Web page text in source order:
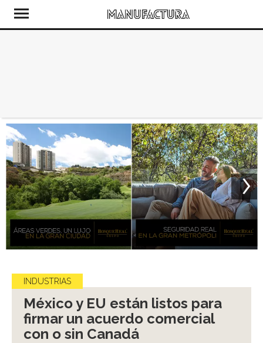
INDUSTRIAS
México y EU están listos para
firmar un acuerdo comercial
con o sin Canadá